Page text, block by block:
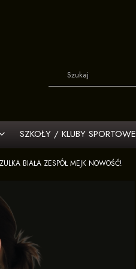
SZKOŁY / KLUBY SPORTOWE
BIAŁA ZESPÓŁ MEJK NOWOŚĆ!